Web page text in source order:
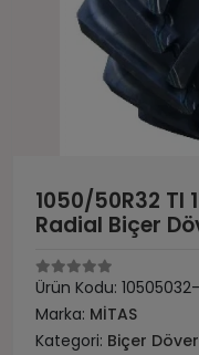
1050/50R32 Tl
Radial Biçer
Ürün Kodu:
Marka: MİTAS
Kategori: Biçer